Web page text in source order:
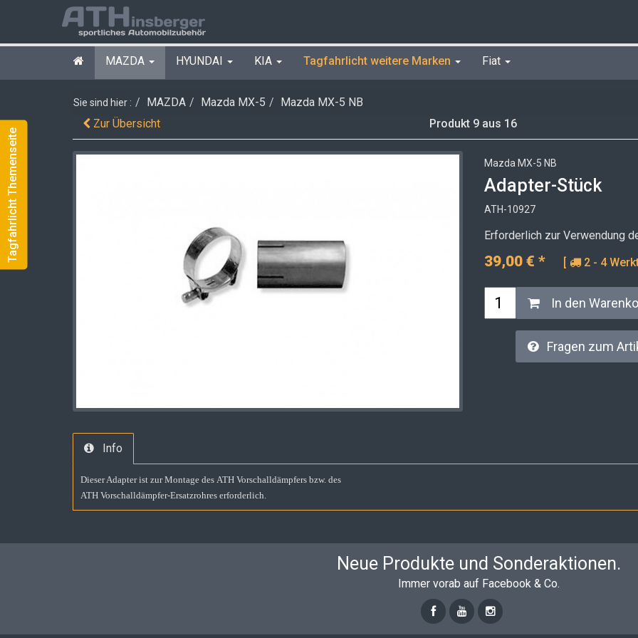
Tagfahrlicht Themenseite
MAZDA HYUNDAI KIA Tagfahrlicht weitere Marken Fiat
Sie sind hier : MAZDA Mazda MX-5
Mazda MX-5 NB
Zur Übersicht
Produkt 9 aus 16
Mazda MX-5 NB
Adapter-Stück
ATH-10927
Erforderlich zur Verwendung
39,00 € * [ 2 - 4
In den
Fragen zum
Info
Dieser Adapter ist zur Montage des ATH Vorschalldämpfers bzw. des
ATH Vorschalldämpfer-Ersatzrohres erforderlich.
Neue Produkte und Sonderaktionen.
Immer vorab auf Facebook & Co.